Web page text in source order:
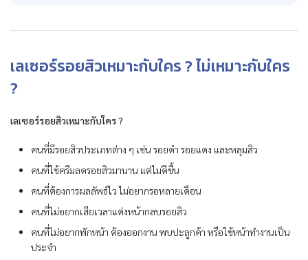
เลเซอร์รอยสิวเหมาะกับใคร ? ไม่เหมาะกับใคร
?
เลเซอร์รอยสิวเหมาะกับใคร ?
คนที่มีรอยสิวประเภทต่าง ๆ เช่น รอยดำ รอยแดง และหลุมสิว
คนที่ใช้ครีมลดรอยสิวมานาน แต่ไม่ดีขึ้น
คนที่ต้องการผลลัพธ์ไว ไม่อยากรอหลายเดือน
คนที่ไม่อยากเสียเวลาแต่งหน้ากลบรอยสิว
คนที่ไม่อยากพักหน้า ต้องออกงาน พบปะลูกค้า หรือใช้หน้าทำงานเป็น
ประจำ